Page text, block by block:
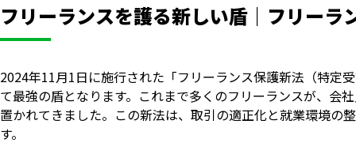
フリーランスを護る新しい盾｜フリーラ
2024年11月1日に施行された「フリーランス保護新法（特定
て最強の盾となります。これまで多くのフリーランスが、会
置かれてきました。この新法は、取引の適正化と就業環境の
す。